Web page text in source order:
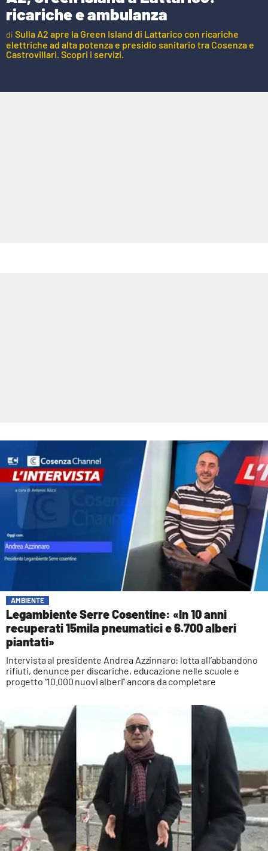
Streaming
LAC TV
ricariche e ambulanza
Sulla A2 apre la Green Island di Lattarico con ricariche
elettriche ad alta potenza e presidio sanitario tra Cosenza e
Castrovillari. Scopri i servizi.
AMBIENTE
Legambiente Serre Cosentine: «In 10 anni
recuperati 15mila pneumatici e 6.700 alberi
piantati»
Intervista al presidente Andrea Azzinnaro: lotta all’abbandono
rifiuti, denunce per discariche, educazione nelle scuole e
progetto “10.000 nuovi alberi” ancora da completare